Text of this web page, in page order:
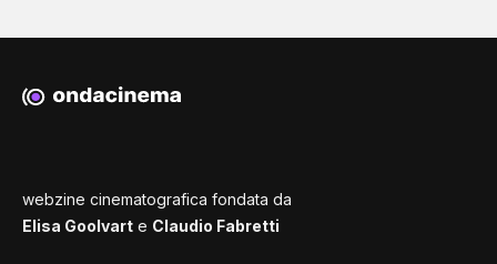
webzine cinematografica fondata da
Elisa Goolvart e Claudio Fabretti